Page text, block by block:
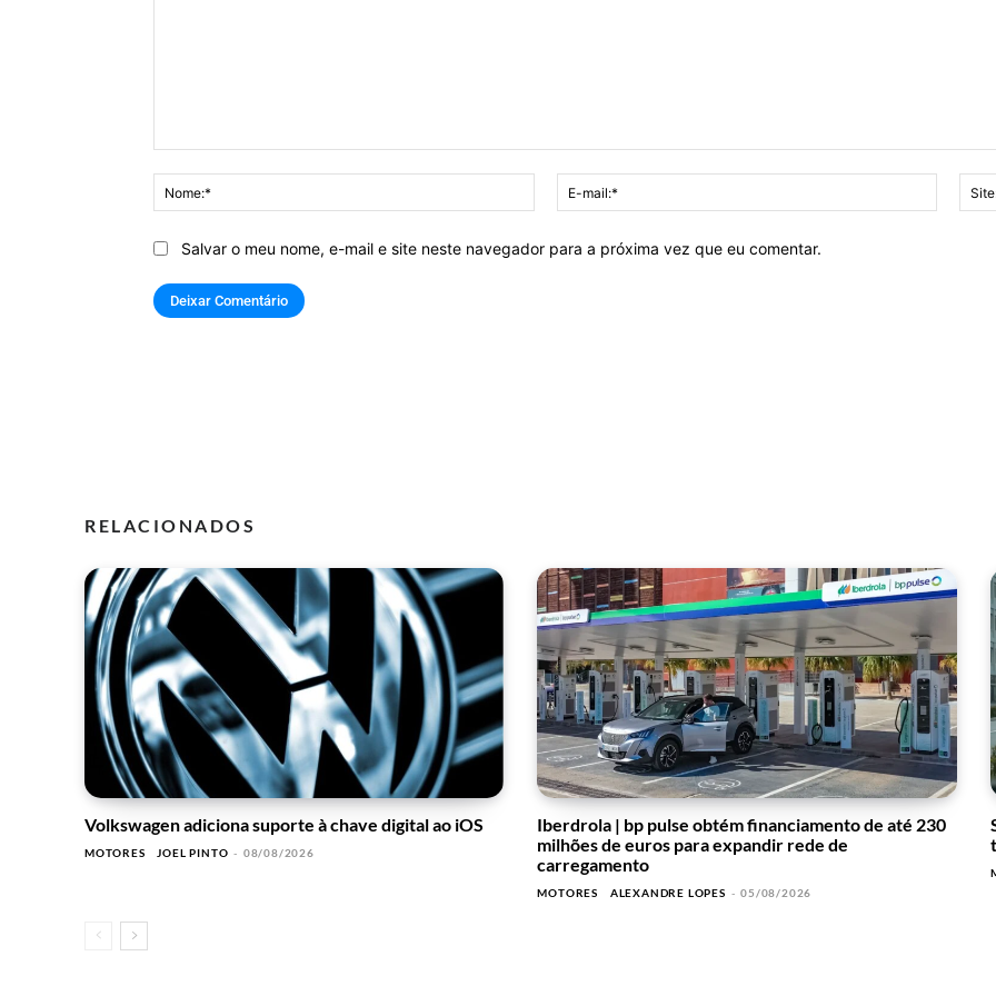
Nome:*
mail:*
Salvar o meu nome, e-mail e site neste navegador para a próxima vez que eu comentar.
RELACIONADOS
Volkswagen adiciona suporte à chave digital ao iOS
MOTORES JOEL PINTO - 08/08/2026
Iberdrola | bp pulse obtém financiamento de até 230
milhões de euros para expandir rede de
carregamento
MOTORES ALEXANDRE LOPES - 05/08/2026